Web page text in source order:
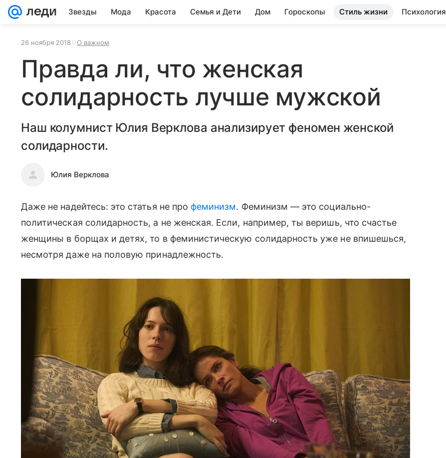
Звезды Мода Красота Семья и Дети Дом Гороскопы Стиль жизни Психология
26 ноября 2018 О важном
Правда ли, что женская
солидарность лучше мужской
Наш колумнист Юлия Верклова анализирует феномен женской
солидарности.
Юлия Верклова
Даже не надейтесь: это статья не про феминизм. Феминизм — это социально-
политическая солидарность, а не женская. Если, например, ты веришь, что счастье
женщины в борщах и детях, то в феминистическую солидарность уже не впишешься,
несмотря даже на половую принадлежность.